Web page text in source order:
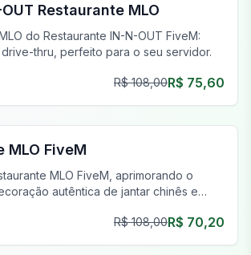
Restaurante MLO
do Restaurante IN-N-OUT FiveM:
thru, perfeito para o seu servidor.
R$ 108,00R$ 75,60
MLO
MLO FiveM
MLO FiveM, aprimorando o
autêntica de jantar chinês e
R$ 108,00R$ 70,20
MLO